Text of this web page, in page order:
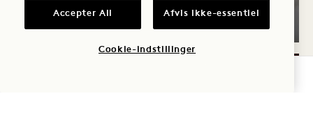
19. august
Accepter All Afvis ikke-essentiel
Cookie-indstillinger